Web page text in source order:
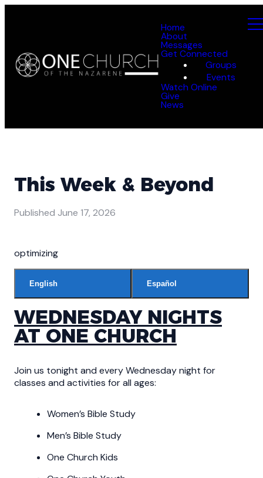
Home
About
Messages
Get Connected
Groups
Events
Watch Online
Give
News
This Week & Beyond
Published June 17, 2026
optimizing
English Español
WEDNESDAY NIGHTS
AT ONE CHURCH
Join us tonight and every Wednesday night for
classes and activities for all ages:
Women’s Bible Study
Men’s Bible Study
One Church Kids